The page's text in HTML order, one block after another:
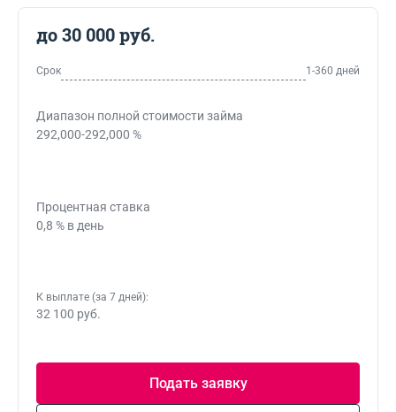
до 30 000 руб.
Срок 1-360 дней
Диапазон полной стоимости займа
292,000-292,000 %
Процентная ставка
0,8 % в день
К выплате (за 7 дней):
32 100 руб.
Подать заявку